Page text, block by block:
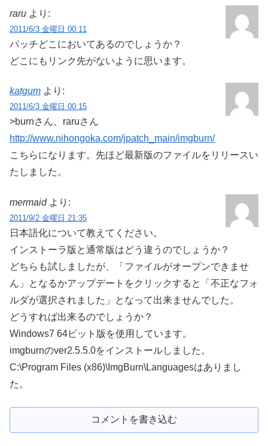
raru より:
2011/6/3 金曜日 00:11
パッチどこにおいてあるのでしょうか？
どこにもリンク先がないように思います。
katgum より:
2011/6/3 金曜日 00:15
>burnさん、raruさん
http://www.nihongoka.com/jpatch_main/imgburn/
こちらになります。先ほど最新版のファイルをリリースい
たしました。
mermaid より:
2011/9/2 金曜日 21:35
日本語化について教えてください。
インストーラ版と通常版はどう違うのでしょうか？
どちらも試しましたが、「ファイルがオープンできませ
ん」となるかアップデートをクリックすると「不正なフォ
ルダが選択されました」となって出来ませんでした。
どうすれば出来るのでしょうか？
Windows7 64ビット版を使用しています。
imgburnのver2.5.5.0をインストールしました。
C:\Program Files (x86)\ImgBurn\Languagesはありまし
た。
コメントを書き込む